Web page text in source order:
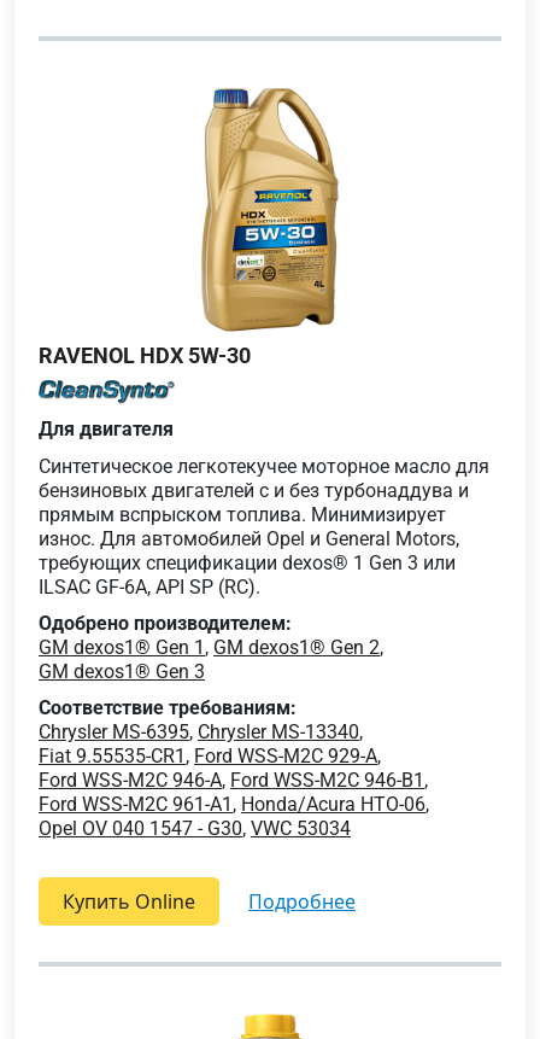
RAVENOL HDX 5W-30
Для двигателя
Синтетическое легкотекучее моторное масло для
бензиновых двигателей с и без турбонаддува и
прямым вспрыском топлива. Минимизирует
износ. Для автомобилей Opel и General Motors,
требующих спецификации dexos® 1 Gen 3 или
ILSAC GF-6A, API SP (RC).
Одобрено производителем:
GM dexos1® Gen 1 , GM dexos1® Gen 2,
GM dexos1® Gen 3
Соответствие требованиям:
Chrysler MS-6395, Chrysler MS-13340,
Fiat 9.55535-CR1 , Ford WSS-M2C 929-A,
Ford WSS-M2C 946-A, Ford WSS-M2C 946-B1 ,
Ford WSS-M2C 961-A1 , Honda/Acura HTO-06,
Opel OV 040 1547 - G30, VWC 53034
Купить Online подробнее